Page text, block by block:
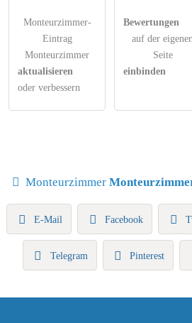
Monteurzimmer-
Eintrag
Monteurzimmer
aktualisieren
oder verbessern
Bewertungen
auf der eigenen
Seite
einbinden
Monteurzimmer
E-Mail Facebook
Telegram Pinterest